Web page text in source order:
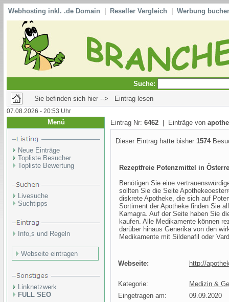
Webhosting inkl. .de Domain Reseller Vergleich Werbung
Suche:
Sie befinden sich hier --> Eintrag lesen
07.08.2026 - 20:53 Uhr
Menü
Neue Einträge
Topliste Besucher
Topliste Bewertung
Livesuche
Suchtipps
Info,s und Regeln
Webseite eintragen
Linknetzwerk
FULL SEO
Eintrag Nr: 6462 | Einträge von
Dieser Eintrag hatte bisher 1574
Rezeptfreie Potenzmittel in
Benötigen Sie eine
sollten Sie die Seite
diskrete Apotheke, die sich auf
Sortiment der Apotheke finden Sie
Kamagra. Auf der Seite haben Sie
kaufen. Alle Medikamente können
darüber hinaus Generika von den
Medikamente mit Sildenafil oder
Webseite: http://
Kategorie:
Medizin &
Eingetragen am:
09.09.2020